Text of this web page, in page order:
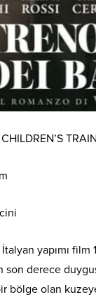
yapımı film
son derece
bölge olan